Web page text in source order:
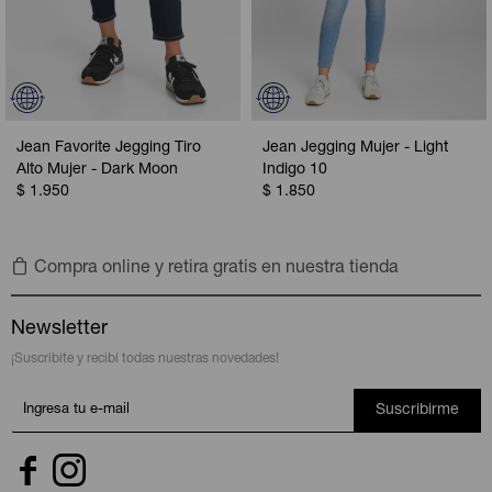
Jean Favorite Jegging Tiro
Alto Mujer - Dark Moon
$ 1.950
Jean Jegging Mujer - Light
Indigo 10
$ 1.850
Compra online y retira gratis en nuestra tienda
Newsletter
¡Suscribite y recibí todas nuestras novedades!
Suscribirme
 